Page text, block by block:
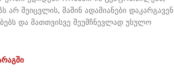
არ შეიცვლის, მაშინ ადამიანები დაკარგავენ
და მათთვისვე შეუმჩნევლად უსულო